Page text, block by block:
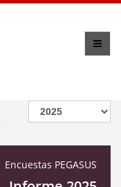
Encuestas PEGASUS